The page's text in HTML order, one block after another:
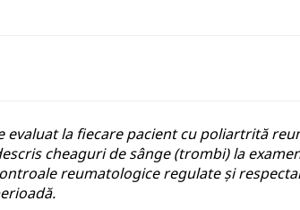
evaluat la fiecare pacient cu poliartrită
cheaguri de sânge (trombi) la
reumatologice regulate și